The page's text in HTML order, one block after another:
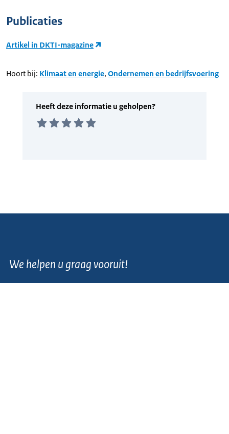
Publicaties
Artikel in DKTI-magazine
Hoort bij: Klimaat en energie, Ondernemen en bedrijfsvoering
We helpen u graag vooruit!